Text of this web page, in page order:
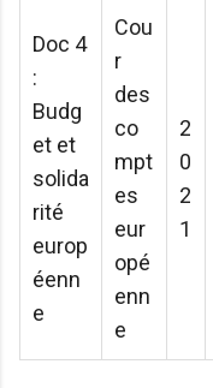
Doc 4
:
Budg
et et
solida
rité
europ
éenn
e
Cou
r
des
co
mpt
es
eur
opé
enn
e
2
0
2
1